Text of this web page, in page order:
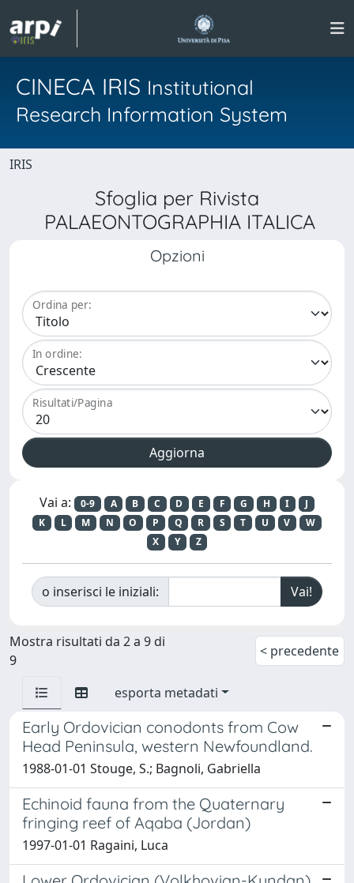
CINECA IRIS Institutional
Research Information System
IRIS
Sfoglia per Rivista
PALAEONTOGRAPHIA ITALICA
Opzioni
Ordina per:
In ordine:
Risultati/Pagina
Vai a: 0-9 A B C D E F G H I
J
K
L M N O P Q R S T U V
W
X
Y Z
o inserisci le iniziali:
Mostra risultati da 2 a 9 di
9
< precedente
esporta metadati
Early Ordovician conodonts from Cow
Head Peninsula, western Newfoundland.
1988-01-01 Stouge, S.; Bagnoli, Gabriella
Echinoid fauna from the Quaternary
fringing reef of Aqaba (Jordan)
1997-01-01 Ragaini, Luca